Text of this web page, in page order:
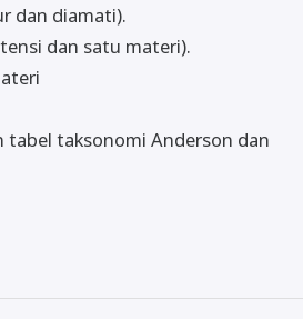
dan diamati).
dan satu materi).
tabel taksonomi Anderson dan